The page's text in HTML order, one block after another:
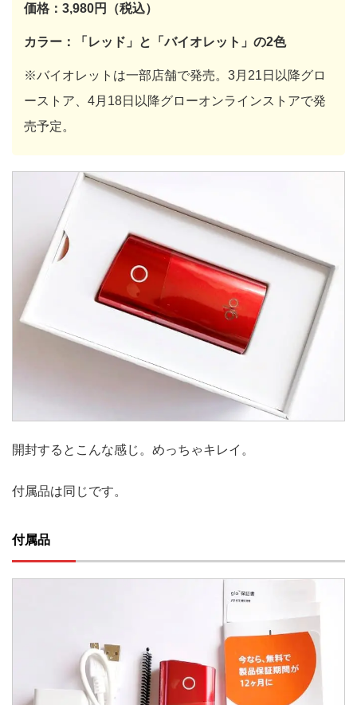
価格：3,980円（税込）
カラー：「レッド」と「バイオレット」の2色
※バイオレットは一部店舗で発売。3月21日以降グロ
ーストア、4月18日以降グローオンラインストアで発
売予定。
開封するとこんな感じ。めっちゃキレイ。
付属品は同じです。
付属品